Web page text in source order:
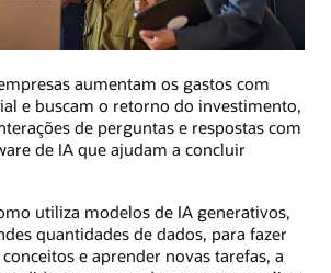
aumentam os gastos com
e buscam o retorno do investimento,
de perguntas e respostas com
de IA que ajudam a concluir
utiliza modelos de IA generativos,
quantidades de dados, para fazer
e aprender novas tarefas, a